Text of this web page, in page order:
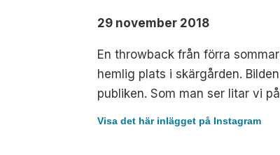
29 november 2018
En throwback från förra
hemlig plats i skärgården.
publiken. Som man ser litar vi
Visa det här inlägget på Instagram